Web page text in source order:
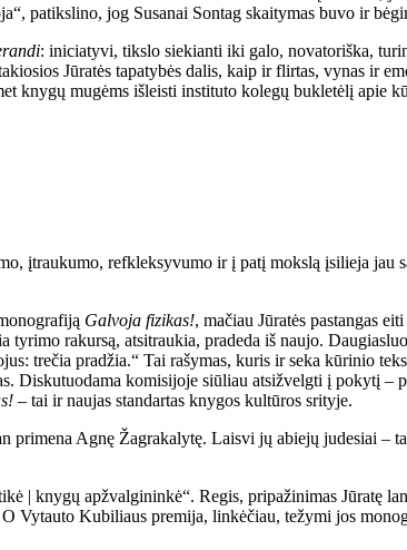
patikslino, jog Susanai Sontag skaitymas buvo ir
: iniciatyvi, tikslo siekianti iki galo, novatoriška,
Jūratės tapatybės dalis, kaip ir flirtas, vynas ir
knygų mugėms išleisti instituto kolegų bukletėlį apie
įtraukumo, refkleksyvumo ir į patį mokslą įsilieja
Galvoja fizikas!, mačiau Jūratės pastangas
tyrimo rakursą, atsitraukia, pradeda iš naujo.
trečia pradžia.“ Tai rašymas, kuris ir seka kūrinio
Diskutuodama komisijoje siūliau atsižvelgti į pokytį
– tai ir naujas standartas knygos kultūros srityje.
primena Agnę Žagrakalytę. Laisvi jų abiejų judesiai –
| knygų apžvalgininkė“. Regis, pripažinimas Jūratę
Vytauto Kubiliaus premija, linkėčiau, težymi jos